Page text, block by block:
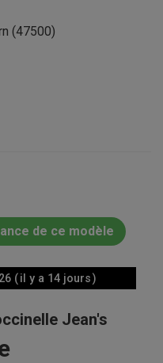
(47500)
de ce modèle
( il y a 14 jours )
Jean's